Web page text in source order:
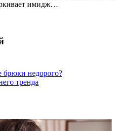
имидж…
брюки недорого?
тренда